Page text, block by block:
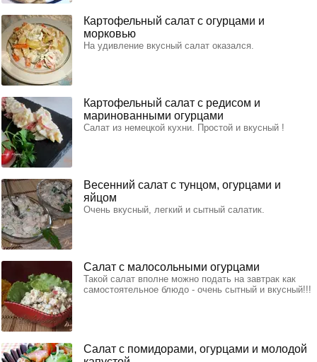
Картофельный салат с огурцами и
морковью
На удивление вкусный салат оказался.
Картофельный салат с редисом и
маринованными огурцами
Салат из немецкой кухни. Простой и вкусный !
Весенний салат с тунцом, огурцами и
яйцом
Очень вкусный, легкий и сытный салатик.
Салат с малосольными огурцами
Такой салат вполне можно подать на завтрак как
самостоятельное блюдо - очень сытный и вкусный!!!
Салат с помидорами, огурцами и молодой